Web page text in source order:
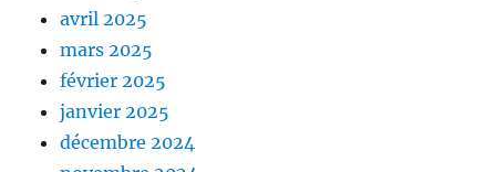
avril 2025
mars 2025
février 2025
janvier 2025
décembre 2024